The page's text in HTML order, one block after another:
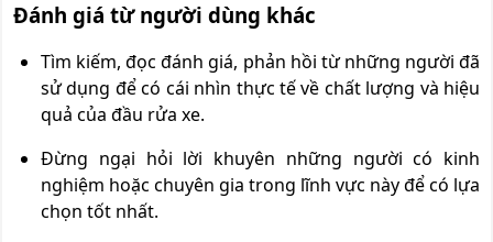
Đánh giá từ người dùng khác
Tìm kiếm, đọc đánh giá, phản hồi từ những người đã
sử dụng để có cái nhìn thực tế về chất lượng và hiệu
quả của đầu rửa xe.
Đừng ngại hỏi lời khuyên những người có kinh
nghiệm hoặc chuyên gia trong lĩnh vực này để có lựa
chọn tốt nhất.